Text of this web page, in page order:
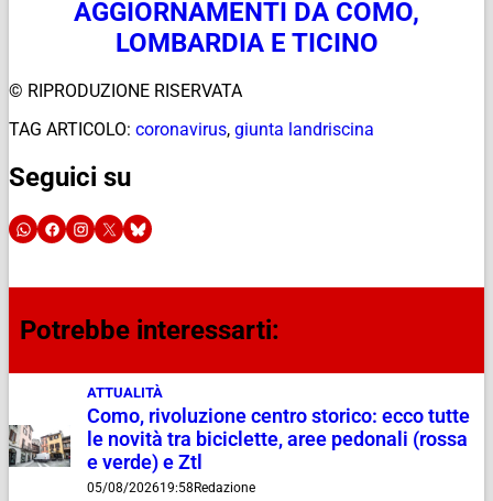
AGGIORNAMENTI DA COMO,
LOMBARDIA E TICINO
© RIPRODUZIONE RISERVATA
TAG ARTICOLO: coronavirus, giunta landriscina
Seguici su
Potrebbe interessarti:
ATTUALITÀ
Como, rivoluzione centro storico: ecco tutte
le novità tra biciclette, aree pedonali (rossa
e verde) e Ztl
05/08/202619:58 Redazione